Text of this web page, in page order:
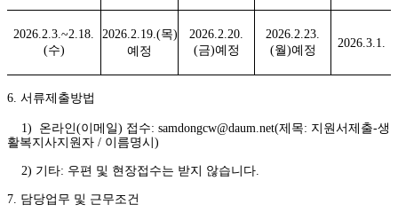
2026.2.3.~2.18.
(수)
2026.2.19.(목)
예정
2026.2.20.
(금)예정
2026.2.23.
(월)예정
2026.3.1.
6. 서류제출방법
1) 온라인(이메일) 접수: samdongcw@daum.net(제목: 지원서제출-생
활복지사지원자 / 이름명시)
2) 기타: 우편 및 현장접수는 받지 않습니다.
7. 담당업무 및 근무조건